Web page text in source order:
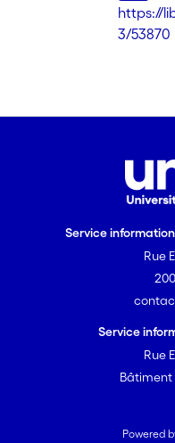
https://
3/53870
Service
Rue
Service
Rue
Bâtiment
Powered